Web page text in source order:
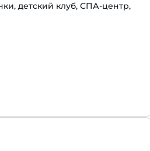
детский клуб, СПА-центр,